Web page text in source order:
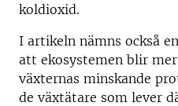
koldioxid.
I artikeln nämns också
att ekosystemen blir
växternas minskande
de växtätare som lever